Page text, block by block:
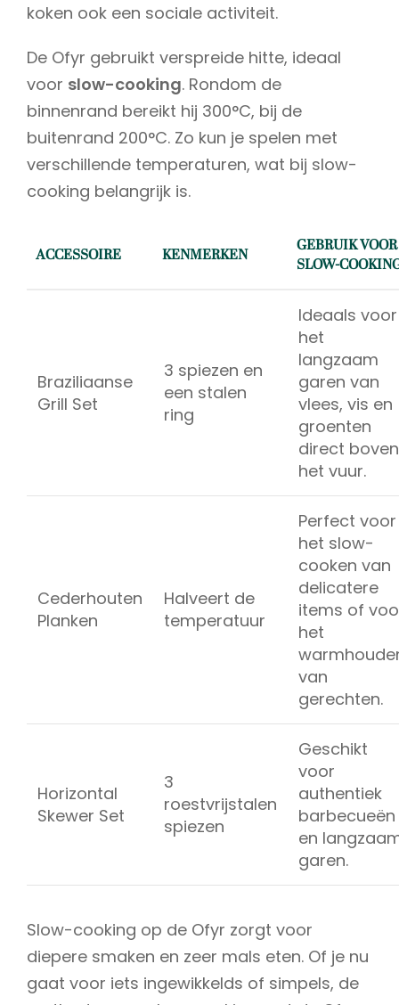
koken ook een sociale activiteit.
De Ofyr gebruikt verspreide hitte, ideaal
voor slow-cooking. Rondom de
binnenrand bereikt hij 300°C, bij de
buitenrand 200°C. Zo kun je spelen met
verschillende temperaturen, wat bij slow-
cooking belangrijk is.
ACCESSOIRE KENMERKEN
GEBRUIK VOOR
SLOW-
Braziliaanse
Grill Set
3 spiezen en
een stalen
ring
Ideaals voor
het
langzaam
garen van
vlees, vis en
groenten
direct boven
het vuur.
Cederhouten
Planken
Halveert de
temperatuur
Perfect voor
het slow-
cooken van
delicatere
items of
het
van
gerechten.
Horizontal
Skewer Set
3
roestvrijstalen
spiezen
Geschikt
voor
authentiek
barbecueën
en
garen.
Slow-cooking op de Ofyr zorgt voor
diepere smaken en zeer mals eten. Of je nu
gaat voor iets ingewikkelds of simpels, de